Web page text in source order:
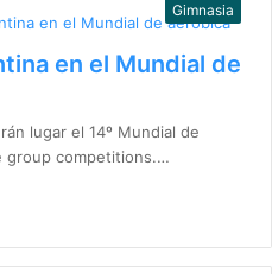
Gimnasia
en el Mundial de
lugar el 14º Mundial de
group competitions.…